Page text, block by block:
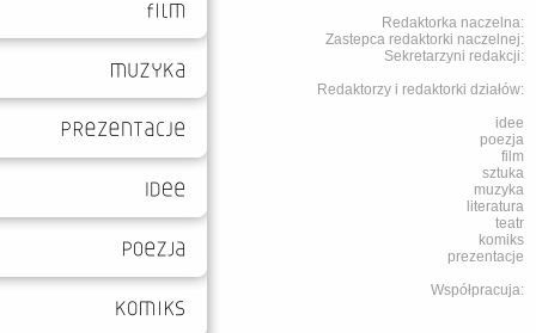
Redaktorka naczelna:
Zastepca redaktorki naczelnej:
Sekretarzyni redakcji:
Redaktorzy i redaktorki działów:
idee
poezja
film
sztuka
muzyka
literatura
teatr
komiks
prezentacje
Współpracuja: